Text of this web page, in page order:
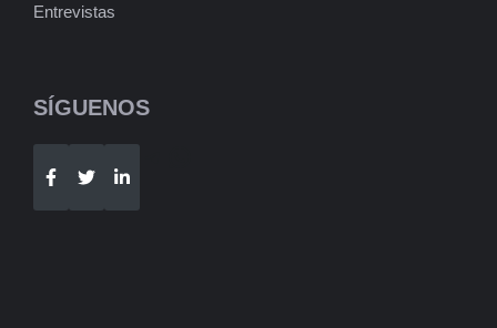
Entrevistas
SÍGUENOS